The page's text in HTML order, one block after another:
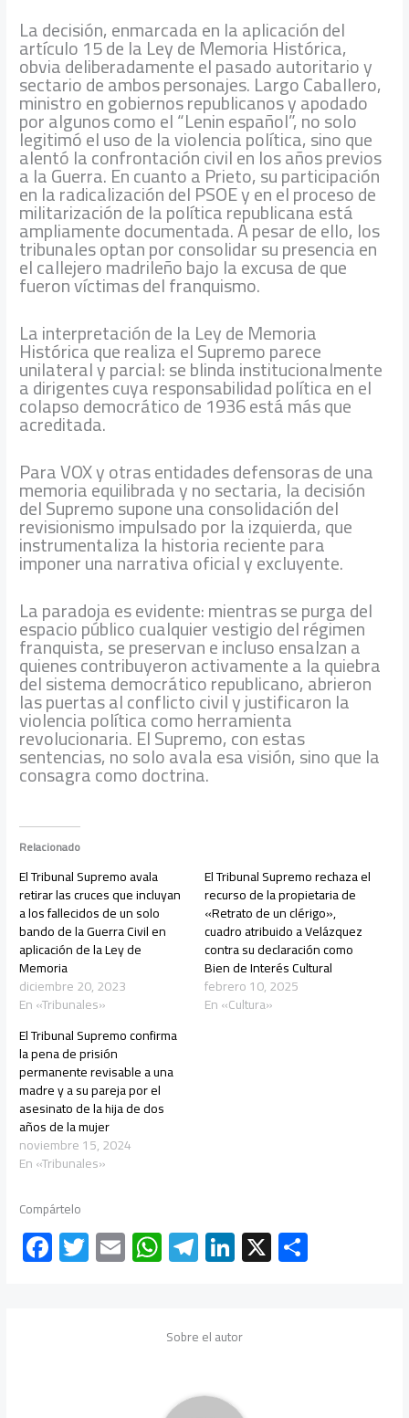
La decisión, enmarcada en la aplicación del
artículo 15 de la Ley de Memoria Histórica,
obvia deliberadamente el pasado autoritario y
sectario de ambos personajes. Largo Caballero,
ministro en gobiernos republicanos y apodado
por algunos como el “Lenin español”, no solo
legitimó el uso de la violencia política, sino que
alentó la confrontación civil en los años previos
a la Guerra. En cuanto a Prieto, su participación
en la radicalización del PSOE y en el proceso de
militarización de la política republicana está
ampliamente documentada. A pesar de ello, los
tribunales optan por consolidar su presencia en
el callejero madrileño bajo la excusa de que
fueron víctimas del franquismo.
La interpretación de la Ley de Memoria
Histórica que realiza el Supremo parece
unilateral y parcial: se blinda institucionalmente
a dirigentes cuya responsabilidad política en el
colapso democrático de 1936 está más que
acreditada.
Para VOX y otras entidades defensoras de una
memoria equilibrada y no sectaria, la decisión
del Supremo supone una consolidación del
revisionismo impulsado por la izquierda, que
instrumentaliza la historia reciente para
imponer una narrativa oficial y excluyente.
La paradoja es evidente: mientras se purga del
espacio público cualquier vestigio del régimen
franquista, se preservan e incluso ensalzan a
quienes contribuyeron activamente a la quiebra
del sistema democrático republicano, abrieron
las puertas al conflicto civil y justificaron la
violencia política como herramienta
revolucionaria. El Supremo, con estas
sentencias, no solo avala esa visión, sino que la
consagra como doctrina.
Relacionado
El Tribunal Supremo avala
retirar las cruces que incluyan
a los fallecidos de un solo
bando de la Guerra Civil en
aplicación de la Ley de
Memoria
diciembre 20, 2023
En «Tribunales»
El Tribunal Supremo rechaza el
recurso de la propietaria de
«Retrato de un clérigo»,
cuadro atribuido a Velázquez
contra su declaración como
Bien de Interés Cultural
febrero 10, 2025
En «Cultura»
El Tribunal Supremo confirma
la pena de prisión
permanente revisable a una
madre y a su pareja por el
asesinato de la hija de dos
años de la mujer
noviembre 15, 2024
En «Tribunales»
Compártelo
F
ac
T
wi
E
m
W
h
s
p
Te
le
a
Li
nk
dI
X
Sobre el autor